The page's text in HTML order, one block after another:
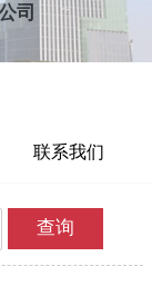
司
联系我们
查询